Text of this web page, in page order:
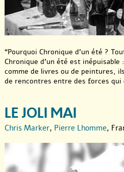
“Pourquoi Chronique d’un été ?
Chronique d’un été est
comme de livres ou de peintures,
de rencontres entre des forces qui
LE JOLI MAI
Chris Marker, Pierre Lhomme,